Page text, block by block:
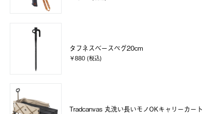
タフネスベースペグ20cm
￥880 (税込)
Tradcanvas 丸洗い長いモノOKキャリーカート